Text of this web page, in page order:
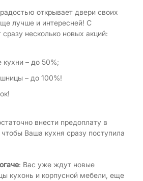
открывает двери своих
лучше и интересней! С
несколько новых акций:
– до 50%;
– до 100%!
внести предоплату в
Ваша кухня сразу поступила
: Вас уже ждут новые
кухонь и корпусной мебели, еще